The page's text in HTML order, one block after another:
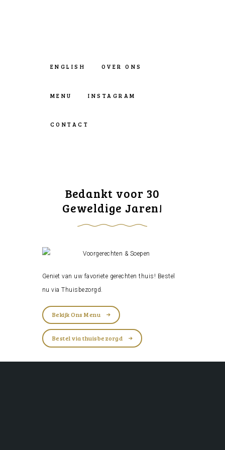
ENGLISH OVER ONS
MENU INSTAGRAM
CONTACT
Bedankt voor 30
Geweldige Jaren!
Geniet van uw favoriete gerechten thuis! Bestel
nu viaThuisbezorgd
Bekijk Ons Menu
Bestel via thuisbezorgd